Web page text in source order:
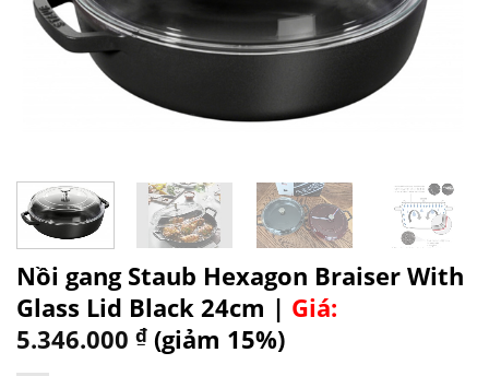
Nồi gang Staub Hexagon Braiser With
Glass Lid Black 24cm | Giá:
5.346.000 ₫ (giảm 15%)